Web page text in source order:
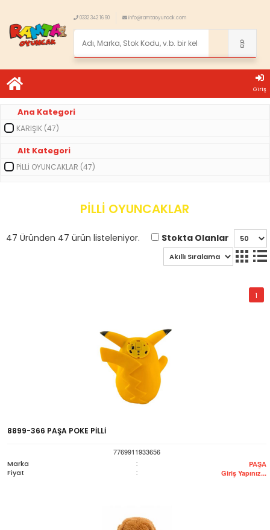
0332 342 16 90 info@ramtaoyuncak.com
Giriş
Ana Kategori
KARIŞIK (47)
Alt Kategori
PİLLİ OYUNCAKLAR (47)
PİLLİ OYUNCAKLAR
47 Üründen 47 ürün listeleniyor. Stokta Olanlar
1
8899-366 PAŞA POKE PİLLİ
7769911933656
Marka
: PAŞA
Fiyat : Giriş Yapınız...